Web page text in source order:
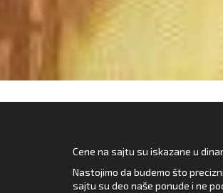
Cene na sajtu su iskazane u
Nastojimo da budemo što
sajtu su deo naše ponude i ne